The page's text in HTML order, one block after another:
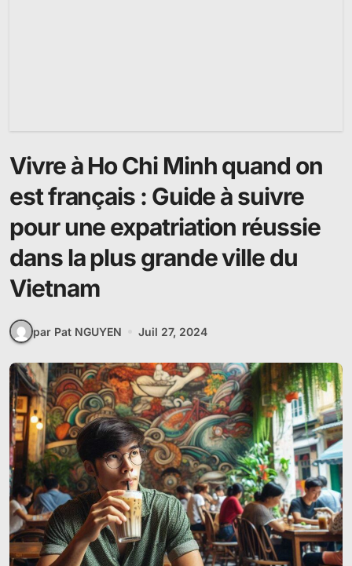
Vivre à Ho Chi Minh quand on
est français : Guide à suivre
pour une expatriation réussie
dans la plus grande ville du
Vietnam
par Pat NGUYEN Juil 27, 2024